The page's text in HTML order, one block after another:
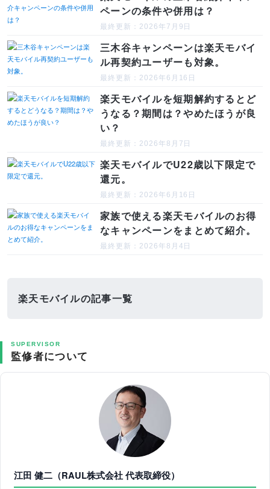
ペーンの条件や併用は？
最終更新：2026年7月9日
三木谷キャンペーンは楽天モバイ
ル再契約ユーザーも対象。
最終更新：2026年6月16日
楽天モバイルを短期解約するとど
うなる？期間は？やめたほうが良
い？
最終更新：2026年8月7日
楽天モバイルでU22歳以下限定で
還元。
最終更新：2026年6月16日
家族で使える楽天モバイルのお得
なキャンペーンをまとめて紹介。
最終更新：2026年8月4日
楽天モバイルの記事一覧
SUPERVISOR
監修者について
江田 健二（RAUL株式会社 代表取締役）